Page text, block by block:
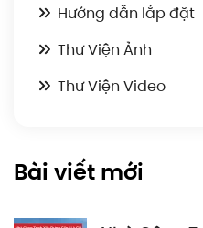
Hướng dẫn lắp đặt
Thư Viện Ảnh
Thư Viện Video
Bài viết mới